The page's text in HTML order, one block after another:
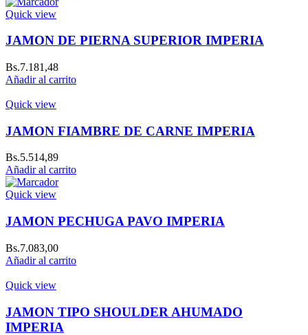
Quick view
JAMON DE PIERNA SUPERIOR IMPERIA
Bs.7.181,48
Añadir al carrito
Quick view
JAMON FIAMBRE DE CARNE IMPERIA
Bs.5.514,89
Añadir al carrito
Quick view
JAMON PECHUGA PAVO IMPERIA
Bs.7.083,00
Añadir al carrito
Quick view
JAMON TIPO SHOULDER AHUMADO
IMPERIA